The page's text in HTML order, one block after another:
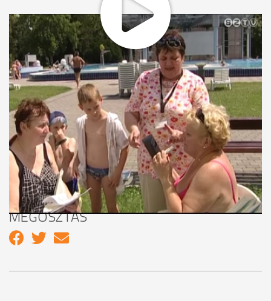
Az érdeklődők tanácsot kaphatnak, hogyan javíthatnak a
rossz értékeken. A tapasztalatok szerint, még mindig csak
kevesen figyelnek oda igazán az egészségükre.
A tanév végeztével az iskolai védőnők a strandon folytatják
prevenciós tevékenységüket immár nyolc éve. Válaszokat
adnak például arra, hogyan kell egészségesen táplálkozni,
mell-önvizsgálatot végezni, vagy hogy miért fontos a
rákszűrés. Arra is figyelmeztetnek, hogy nyáron még
fontosabb a higiénia és a megfelelő folyadékpótlás főleg az
idősek és a gyerekek esetében.
MEGOSZTÁS